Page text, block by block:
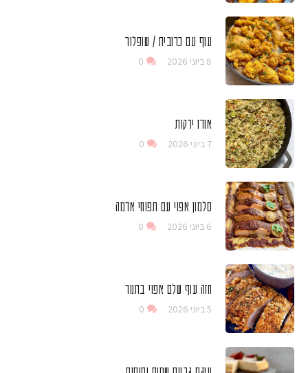
עוף עם כרובית / שופלור
8 ביוני 2026 0
אורז ירקות
7 ביוני 2026 0
סלמון אפוי עם תפוחי אדמה
6 ביוני 2026 0
חזה עוף שלם אפוי בתנור
5 ביוני 2026 0